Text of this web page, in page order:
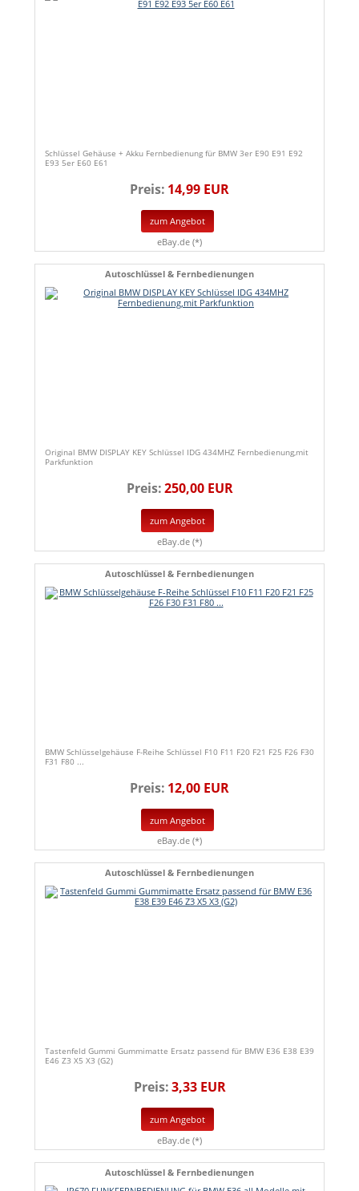
Schlüssel Gehäuse + Akku Fernbedienung für BMW 3er E90 E91 E92
E93 5er E60 E61
Preis: 14,99 EUR
zum Angebot
eBay.de (*)
Autoschlüssel & Fernbedienungen
Original BMW DISPLAY KEY Schlüssel IDG 434MHZ Fernbedienung,mit
Parkfunktion
Preis:250,00 EUR
zum Angebot
eBay.de (*)
Autoschlüssel & Fernbedienungen
BMW Schlüsselgehäuse F-Reihe Schlüssel F10 F11 F20 F21 F25 F26 F30
F31 F80 ...
Preis: 12,00 EUR
zum Angebot
eBay.de (*)
Autoschlüssel & Fernbedienungen
Tastenfeld Gummi Gummimatte Ersatz passend für BMW E36 E38 E39
E46 Z3 X5 X3 (G2)
Preis:3,33 EUR
zum Angebot
eBay.de (*)
Autoschlüssel & Fernbedienungen